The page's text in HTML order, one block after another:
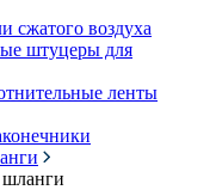
сжатого воздуха
штуцеры для
ленты